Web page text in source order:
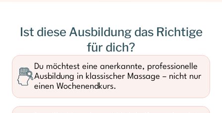
Ist diese Ausbildung das Richtige
für dich?
Du möchtest eine anerkannte, professionelle
Ausbildung in klassischer Massage – nicht nur
einen Wochenendkurs.